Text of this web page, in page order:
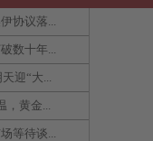
协议落...
数十年...
迎“大...
，黄金...
等待谈...